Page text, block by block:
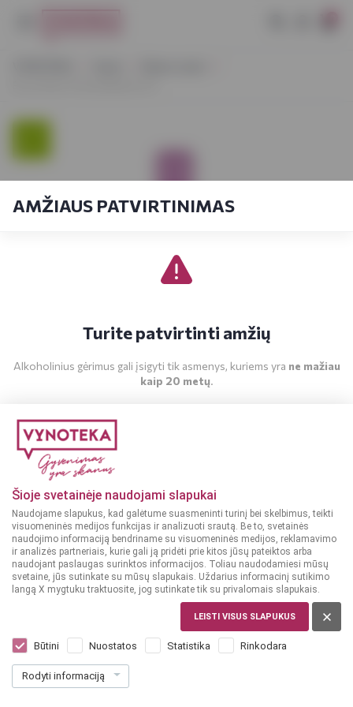
Šioje svetainėje naudojami slapukai
Naudojame slapukus, kad galėtume suasmeninti turinį bei skelbimus, teikti
visuomeninės medijos funkcijas ir analizuoti srautą. Be to, svetainės
naudojimo informaciją bendriname su visuomeninės medijos, reklamavimo
ir analizės partneriais, kurie gali ją pridėti prie kitos jūsų pateiktos arba
naudojant paslaugas surinktos informacijos. Toliau naudodamiesi mūsų
svetaine, jūs sutinkate su mūsų slapukais. Uždarius informacinį sutikimo
langą X mygtuku traktuosite, jog sutinkate tik su privalomais slapukais.
LEISTI VISUS SLAPUKUS
Būtini Nuostatos Statistika Rinkodara
Rodyti informaciją
AMŽIAUS PATVIRTINIMAS
Turite patvirtinti amžių
Alkoholinius gėrimus gali įsigyti tik asmenys, kuriems yra ne mažiau
kaip 20 metų.
En La Parra Tinto Bobal 0,75 l
Dar nėra balsų, galite įvertinti
99